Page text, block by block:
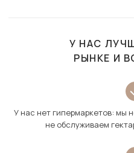
У НАС
РЫНКЕ И
У нас нет гипермаркетов: мы
не обслуживаем